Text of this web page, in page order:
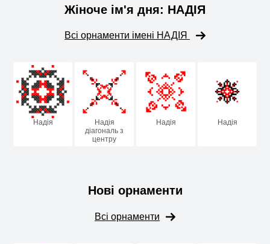
Жіноче ім'я дня: НАДІЯ
Всі орнаменти імені НАДІЯ
Надія
Надія
діагональ з
центру
Надія Надія
Нові орнаменти
Всі орнаменти